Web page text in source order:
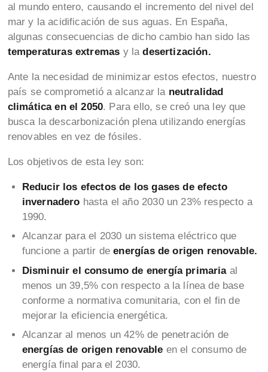
al mundo entero, causando el incremento del nivel del
mar y la acidificación de sus aguas. En España,
algunas consecuencias de dicho cambio han sido las
temperaturas extremas y ladesertización.
Ante la necesidad de minimizar estos efectos, nuestro
país se comprometió a alcanzar la neutralidad
climática en el 2050. Para ello, se creó una ley que
busca la descarbonización plena utilizando energías
renovables en vez de fósiles.
Los objetivos de esta ley son:
Reducir los efectos de los gases de efecto
invernadero hasta el año 2030 un 23% respecto a
1990.
Alcanzar para el 2030 un sistema eléctrico que
funcione a partir deenergías de origen renovable.
Disminuir el consumo de energía primariaal
menos un 39,5% con respecto a la línea de base
conforme a normativa comunitaria, con el fin de
mejorar la eficiencia energética.
Alcanzar al menos un 42% de penetración de
energías de origen renovable en el consumo de
energía final para el 2030.